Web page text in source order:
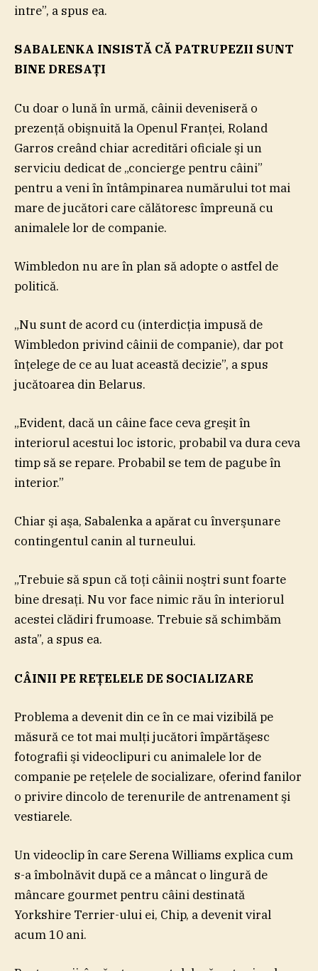
intre”, a spus ea.
SABALENKA INSISTĂ CĂ PATRUPEZII SUNT
BINE DRESAŢI
Cu doar o lună în urmă, câinii deveniseră o
prezenţă obişnuită la Openul Franţei, Roland
Garros creând chiar acreditări oficiale şi un
serviciu dedicat de „concierge pentru câini”
pentru a veni în întâmpinarea numărului tot mai
mare de jucători care călătoresc împreună cu
animalele lor de companie.
Wimbledon nu are în plan să adopte o astfel de
politică.
„Nu sunt de acord cu (interdicţia impusă de
Wimbledon privind câinii de companie), dar pot
înţelege de ce au luat această decizie”, a spus
jucătoarea din Belarus.
„Evident, dacă un câine face ceva greşit în
interiorul acestui loc istoric, probabil va dura ceva
timp să se repare. Probabil se tem de pagube în
interior.”
Chiar şi aşa, Sabalenka a apărat cu înverşunare
contingentul canin al turneului.
„Trebuie să spun că toţi câinii noştri sunt foarte
bine dresaţi. Nu vor face nimic rău în interiorul
acestei clădiri frumoase. Trebuie să schimbăm
asta”, a spus ea.
CÂINII PE REŢELELE DE SOCIALIZARE
Problema a devenit din ce în ce mai vizibilă pe
măsură ce tot mai mulţi jucători împărtăşesc
fotografii şi videoclipuri cu animalele lor de
companie pe reţelele de socializare, oferind fanilor
o privire dincolo de terenurile de antrenament şi
vestiarele.
Un videoclip în care Serena Williams explica cum
s-a îmbolnăvit după ce a mâncat o lingură de
mâncare gourmet pentru câini destinată
Yorkshire Terrier-ului ei, Chip, a devenit viral
acum 10 ani.